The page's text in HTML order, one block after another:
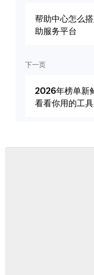
帮助中心怎么
助服务平台
下一页
2026年榜单新
看看你用的工